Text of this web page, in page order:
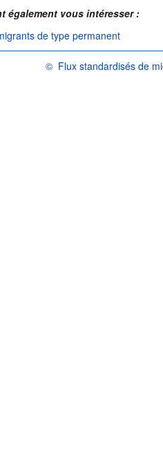
également vous intéresser :
de type permanent
© Flux standardisés de